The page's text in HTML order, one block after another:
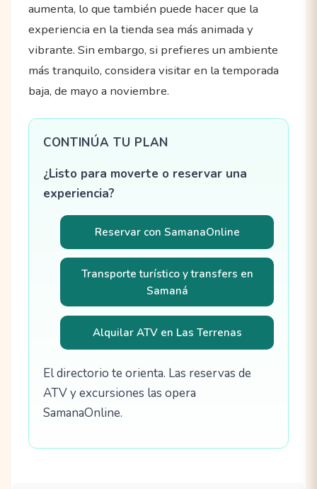
aumenta, lo que también puede hacer que la
experiencia en la tienda sea más animada y
vibrante. Sin embargo, si prefieres un ambiente
más tranquilo, considera visitar en la temporada
baja, de mayo a noviembre.
CONTINÚA TU PLAN
¿Listo para moverte o reservar una
experiencia?
Reservar con SamanaOnline
Transporte turístico y transfers en
Samaná
Alquilar ATV en Las Terrenas
El directorio te orienta. Las reservas de
ATV y excursiones las opera
SamanaOnline.